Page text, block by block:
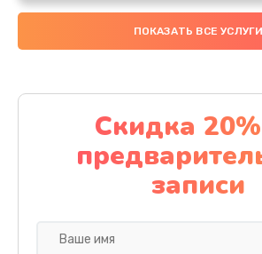
Комплексная
Заказать
Замена дисплея
2000 руб.
Заказать
Ремонт платы
ПОКАЗАТЬ ВСЕ УСЛУГИ
Скидка
записи